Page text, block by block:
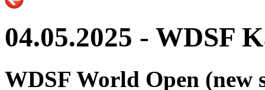
04.05.2025 - WDSF
WDSF World Open (new